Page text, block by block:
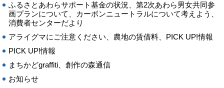
ふるさとあわらサポート基金の状況、第2次あわら男女共同参
画プランについて、カーボンニュートラルについて考えよう、
消費者センターだより
アライグマにご注意ください、農地の賃借料、PICK UP!情報
PICK UP!情報
まちかどgraffiti、創作の森通信
お知らせ